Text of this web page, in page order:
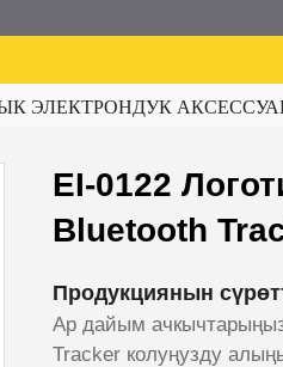
ЭЛЕКТРОНДУК
EI-0122
Bluetooth
Продукциянын
Ар дайым
Tracker колуңузду